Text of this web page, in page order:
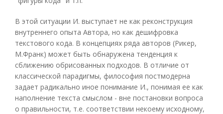
В этой ситуации И. выступает не как реконструкция
внутреннего опыта Автора, но как дешифровка
текстового кода. В концепциях ряда авторов (Рикер,
М.Франк) может быть обнаружена тенденция к
сближению обрисованных подходов. В отличие от
классической парадигмы, философия постмодерна
задает радикально иное понимание И., понимая ее как
наполнение текста смыслом - вне постановки вопроса
о правильности, т.е. соответствии некоему исходному,